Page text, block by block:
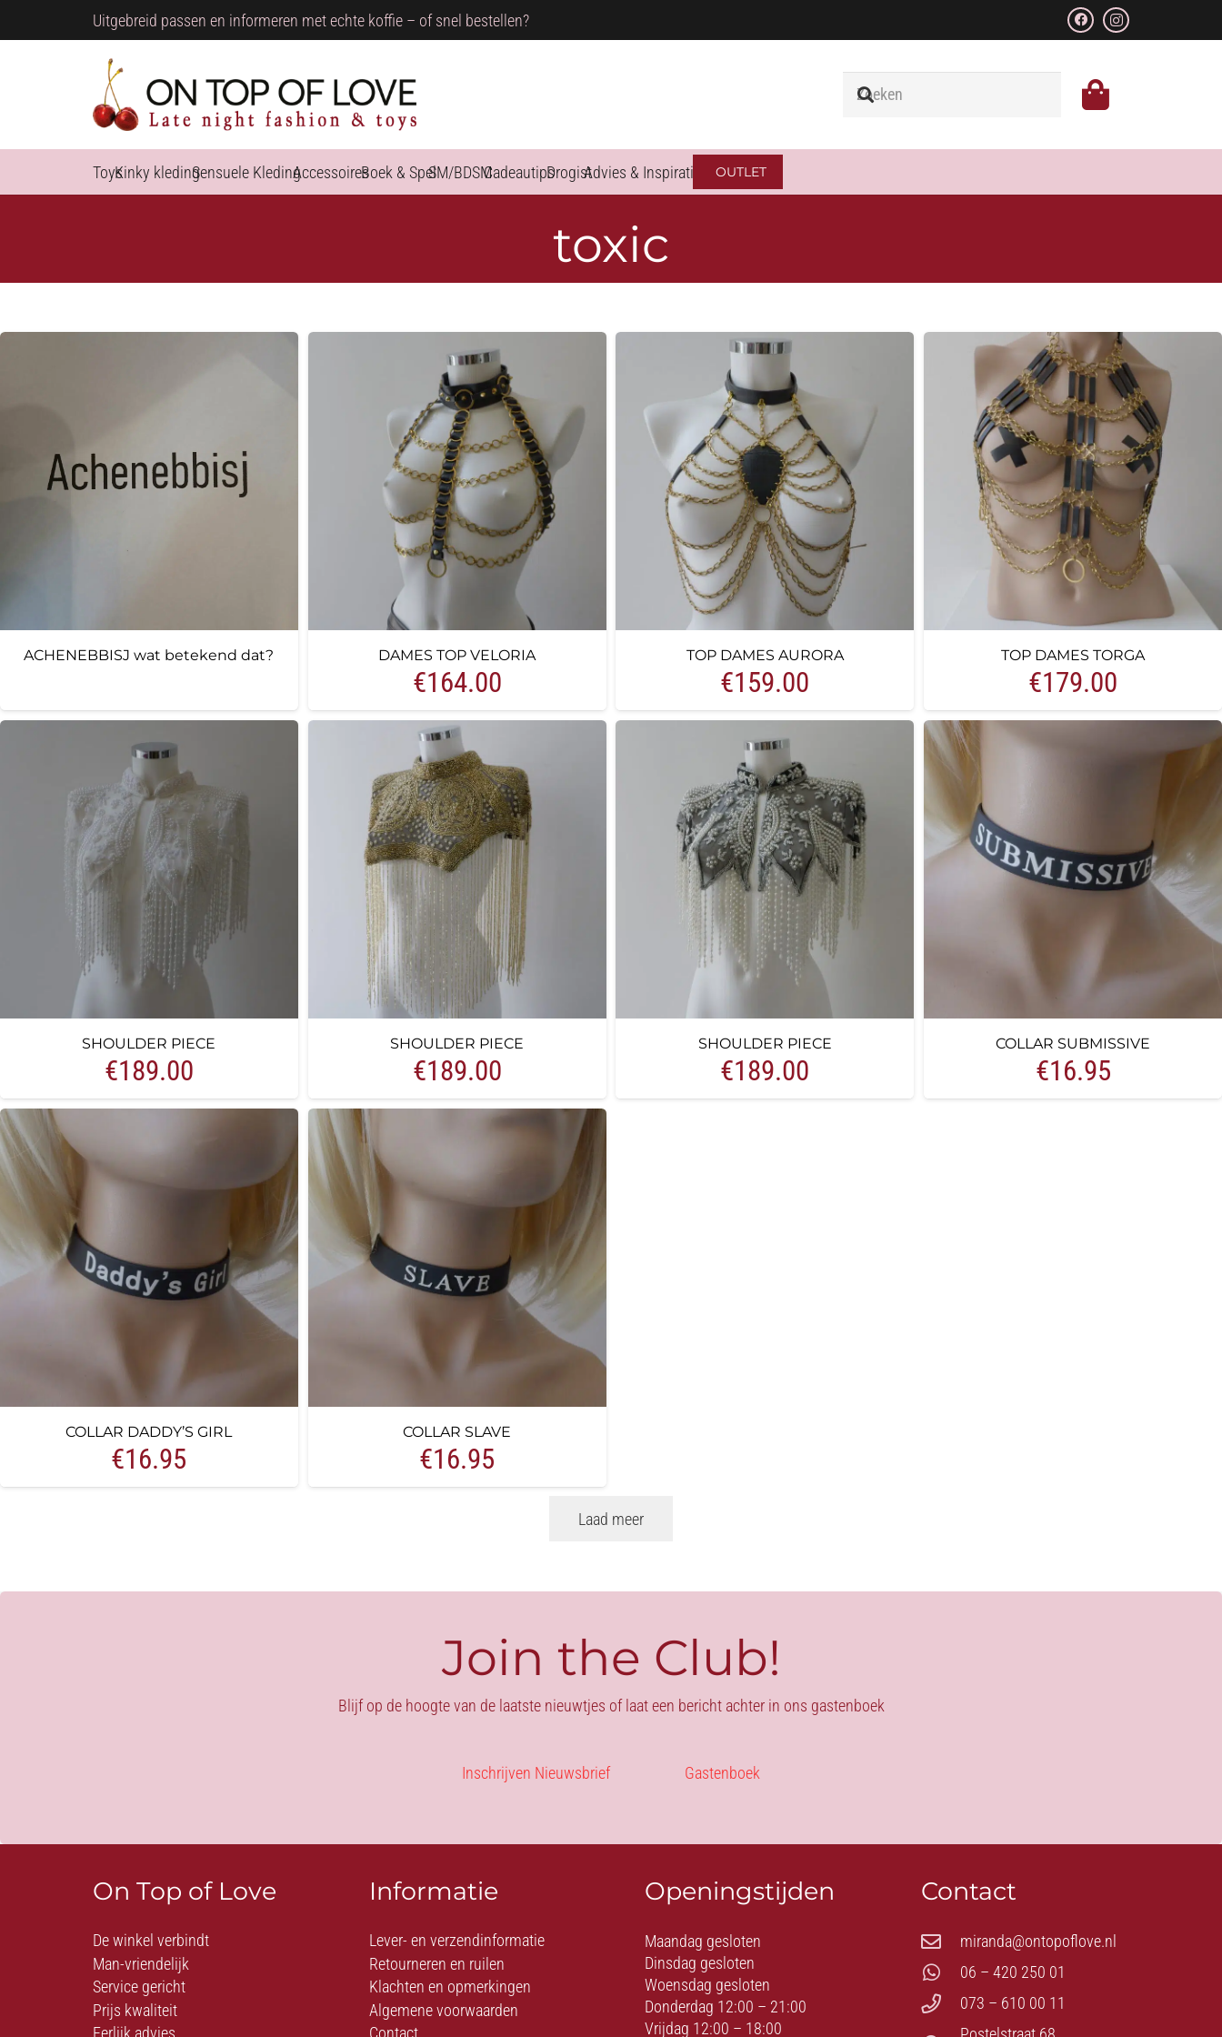
Uitgebreid passen en informeren met echte koffie – of snel bestellen?
ToysKinky kledingSensuele KledingAccessoiresBoek & SpelSM/BDSMCadeautipsDrogistAdvies & Inspiratie OUTLET
toxic
ACHENEBBISJ wat betekend dat? DAMES TOP VELORIA
€164.00
TOP DAMES AURORA
€159.00
TOP DAMES TORGA
€179.00
SHOULDER PIECE
€189.00
SHOULDER PIECE
€189.00
SHOULDER PIECE
€189.00
COLLAR SUBMISSIVE
€16.95
COLLAR DADDY’S GIRL
€16.95
COLLAR SLAVE
€16.95
Laad meer
Join the Club!
Blijf op de hoogte van de laatste nieuwtjes of laat een bericht achter in ons gastenboek
Inschrijven Nieuwsbrief Gastenboek
On Top of Love
De winkel verbindt
Man-vriendelijk
Service gericht
Prijs kwaliteit
Informatie
Lever- en verzendinformatie
Retourneren en ruilen
Klachten en opmerkingen
Algemene voorwaarden
Openingstijden
Maandag gesloten
Dinsdag gesloten
Woensdag gesloten
Donderdag 12:00 – 21:00
Vrijdag 12:00 – 18:00
Contact
miranda@ontopoflove.nl
06 – 420 250 01
073 – 610 00 11